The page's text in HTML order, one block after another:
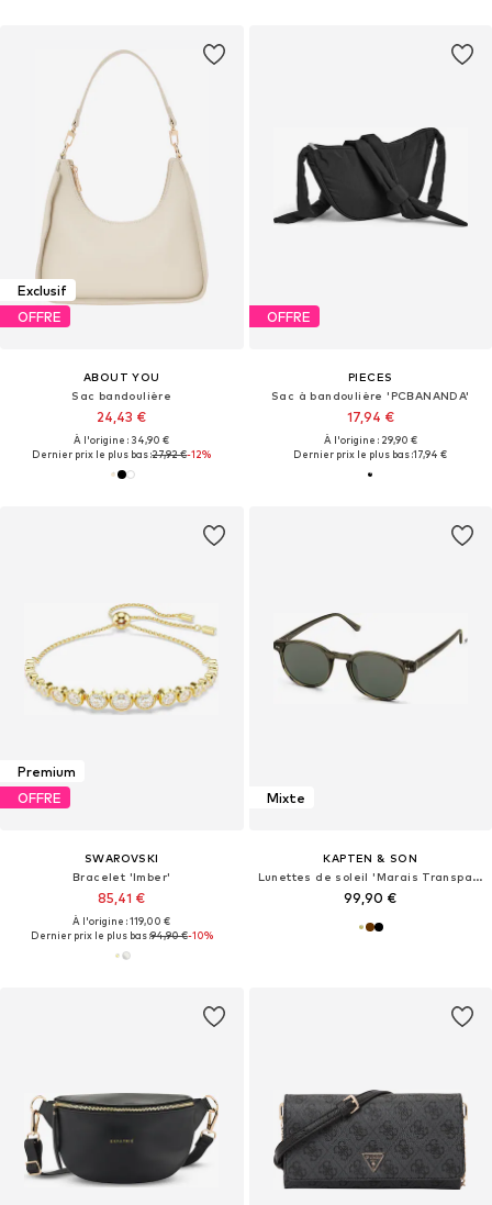
Exclusif
OFFRE
ABOUT YOU
Sac bandoulière
24,43 €
À l'origine : 34,90 €
Dernier prix le plus bas :27,92 €-12%
OFFRE
PIECES
Sac à bandoulière 'PCBANANDA'
17,94 €
À l'origine : 29,90 €
Dernier prix le plus bas :17,94 €
Premium
OFFRE
SWAROVSKI
Bracelet 'Imber'
85,41 €
À l'origine : 119,00 €
Dernier prix le plus bas :94,90 €-10%
Mixte
KAPTEN & SON
Lunettes de soleil 'Marais Transparent Olive Green'
99,90 €